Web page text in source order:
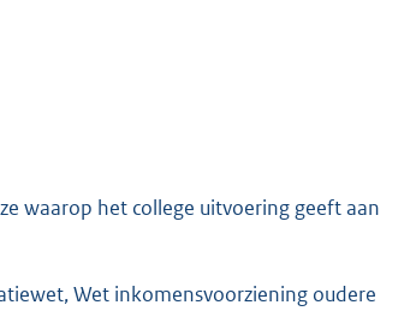
waarop het college uitvoering geeft aan
Wet inkomensvoorziening oudere